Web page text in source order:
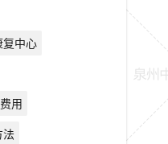
复中心
用
法